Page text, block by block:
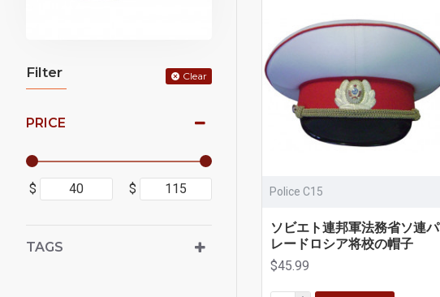
Filter Clear
PRICE
$ $
TAGS
Police C15
ソビエト連邦軍法務省ソ連パ
レードロシア将校の帽子
$45.99